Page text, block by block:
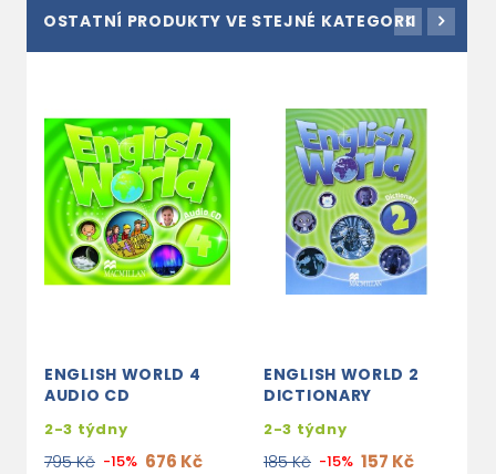
OSTATNÍ PRODUKTY VE STEJNÉ KATEGORII
ENGLISH WORLD 4
AUDIO CD
2-3 týdny
795 Kč -15% 676 Kč
ENGLISH WORLD 2
DICTIONARY
2-3 týdny
185 Kč -15% 157 Kč